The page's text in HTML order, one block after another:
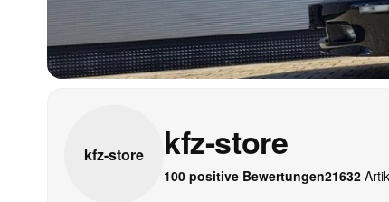
kfz-store kfz-store
100 positive Bewertungen21632